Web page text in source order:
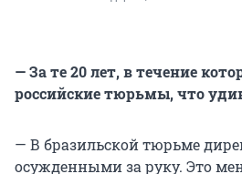
— За те 20 лет, в течение
российские тюрьмы, что
— В бразильской тюрьме
осужденными за руку. Это